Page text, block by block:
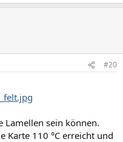
#20
Lamellen sein können.
Karte 110 °C erreicht und